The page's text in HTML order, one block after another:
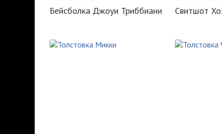
Бейсболка Джоуи Триббиани Свитшот